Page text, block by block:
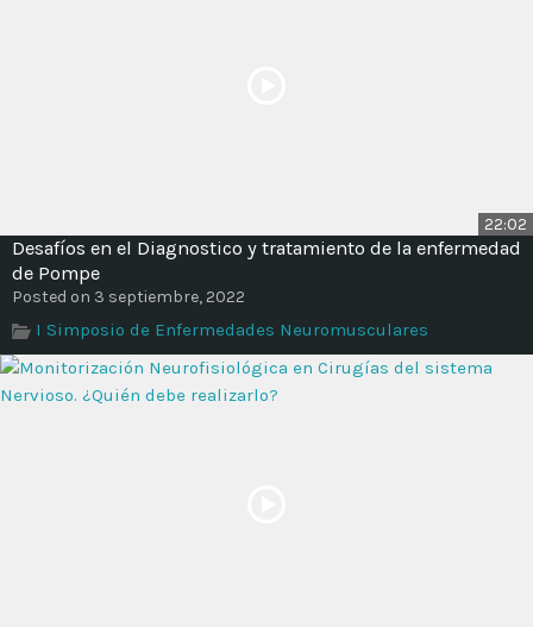
22:02
Desafíos en el Diagnostico y tratamiento de la enfermedad
de Pompe
Posted on 3 septiembre, 2022
I Simposio de Enfermedades Neuromusculares